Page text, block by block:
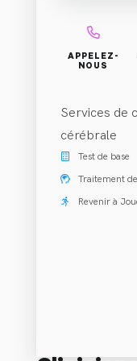
À PROPOS DE
APPELEZ-
NOUS
Services de
cérébrale
Test de base
Traitement
Revenir à